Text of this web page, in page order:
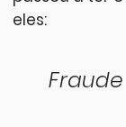
eles: